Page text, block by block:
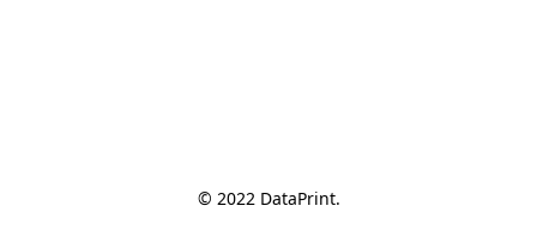
© 2022 DataPrint.